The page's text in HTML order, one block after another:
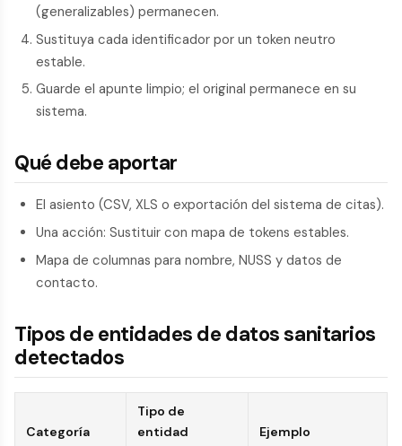
(generalizables) permanecen.
Sustituya cada identificador por un token neutro
estable.
Guarde el apunte limpio; el original permanece en su
sistema.
Qué debe aportar
El asiento (CSV, XLS o exportación del sistema de citas).
Una acción: Sustituir con mapa de tokens estables.
Mapa de columnas para nombre, NUSS y datos de
contacto.
Tipos de entidades de datos sanitarios
detectados
Categoría
Tipo de
entidad
Ejemplo